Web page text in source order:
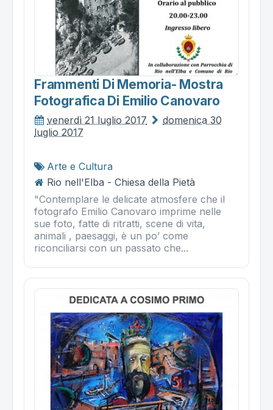
Frammenti Di Memoria- Mostra
Fotografica Di Emilio Canovaro
venerdì 21 luglio 2017
domenica 30
luglio 2017
Arte e Cultura
Rio nell'Elba - Chiesa della Pietà
"Contemplare le delicate atmosfere che il
fotografo Emilio Canovaro imprime nelle
sue foto, fatte di ritratti, scene di vita,
animali , paesaggi, è un po’ come
riconciliarsi con un passato che...